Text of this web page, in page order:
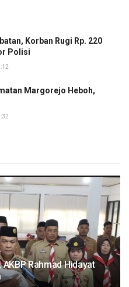
Korban Rugi Rp. 220
Polisi
Margorejo Heboh,
Rahmad Hidayat